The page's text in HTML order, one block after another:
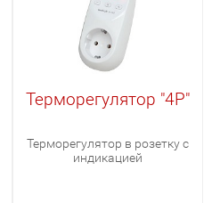
Терморегулятор "4Р"
Терморегулятор в розетку с
индикацией